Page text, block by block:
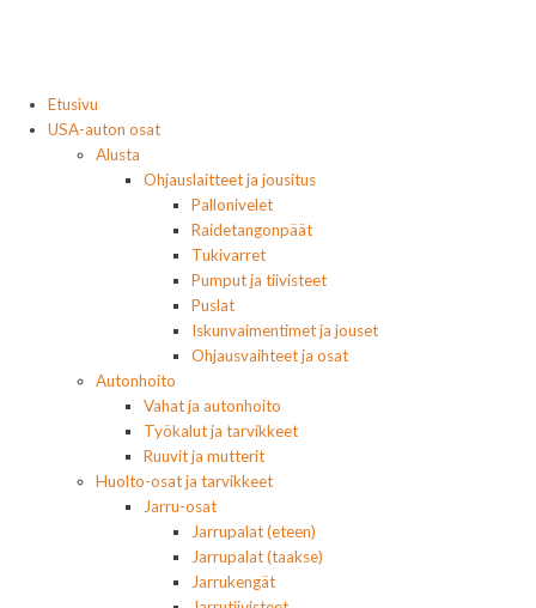
Etusivu
USA-auton osat
Alusta
Ohjauslaitteet ja jousitus
Pallonivelet
Raidetangonpäät
Tukivarret
Pumput ja tiivisteet
Puslat
Iskunvaimentimet ja jouset
Ohjausvaihteet ja osat
Autonhoito
Vahat ja autonhoito
Työkalut ja tarvikkeet
Ruuvit ja mutterit
Huolto-osat ja tarvikkeet
Jarru-osat
Jarrupalat (eteen)
Jarrupalat (taakse)
Jarrukengät